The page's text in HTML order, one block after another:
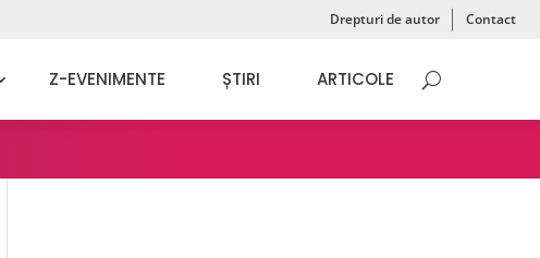
Drepturi de autor Contact
Z-EVENIMENTE ȘTIRI ARTICOLE